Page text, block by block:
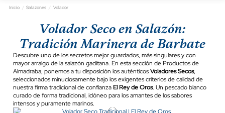
Inicio Salazones Volador
Volador Seco en Salazón:
Tradición Marinera de Barbate
Descubre uno de los secretos mejor guardados, más singulares y con
mayor arraigo de la salazón gaditana. En esta sección de Productos de
Almadraba, ponemos a tu disposición los auténticosVoladores Secos,
seleccionados minuciosamente bajo los exigentes criterios de calidad de
nuestra firma tradicional de confianza El Rey de Oros. Un pescado blanco
curado de forma tradicional, idóneo para los amantes de los sabores
intensos y puramente marinos.